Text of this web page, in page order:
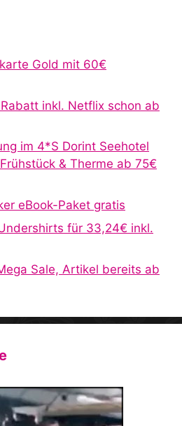
Gold mit 60€
inkl. Netflix schon ab
im 4*S Dorint Seehotel
& Therme ab 75€
eBook-Paket gratis
für 33,24€ inkl.
Sale, Artikel bereits ab